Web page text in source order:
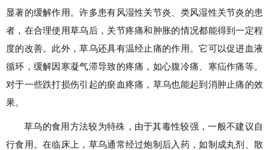
显著的缓解作用。许多患有风湿性关节炎、类风湿性关节炎的患
者，在合理使用草乌后，关节疼痛和肿胀的情况都能得到一定程
度的改善。此外，草乌还具有温经止痛的作用。它可以促进血液
循环，缓解因寒凝气滞导致的疼痛，如心腹冷痛、寒疝作痛等。
对于一些跌打损伤引起的瘀血疼痛，草乌也能起到消肿止痛的效
果。
草乌的食用方法较为特殊，由于其毒性较强，一般不建议自
行食用。在临床上，草乌通常经过炮制后入药，如制成丸剂、散